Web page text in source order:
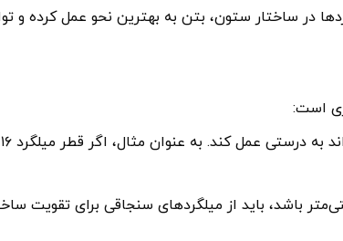
در ساختار ستون، بتن به بهترین نحو عمل کرده و
است:
خم ۹۰ درجه: خم میلگرد باید حدود ۱۲ برابر قطر میلگرد باشد تا بتواند به درستی عمل کند. به عنوان مثال، اگر قطر میلگرد ۱۶
اگر فاصله آزاد بین میلگردهای طولی بیشتر از ۱۵ سانتی‌متر باشد، باید از میلگردهای سنجاقی برای تقویت